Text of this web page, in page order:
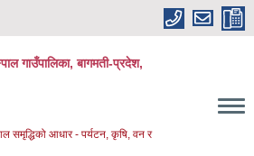
गाउँपालिका, बागमती-प्रदेश,
समृद्धिको आधार - पर्यटन, कृषि, वन र